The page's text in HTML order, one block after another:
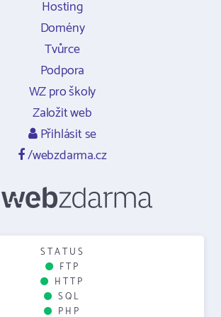
Hosting
Domény
Tvůrce
Podpora
WZ pro školy
Založit web
Přihlásit se
/webzdarma.cz
STATUS
FTP
HTTP
SQL
PHP